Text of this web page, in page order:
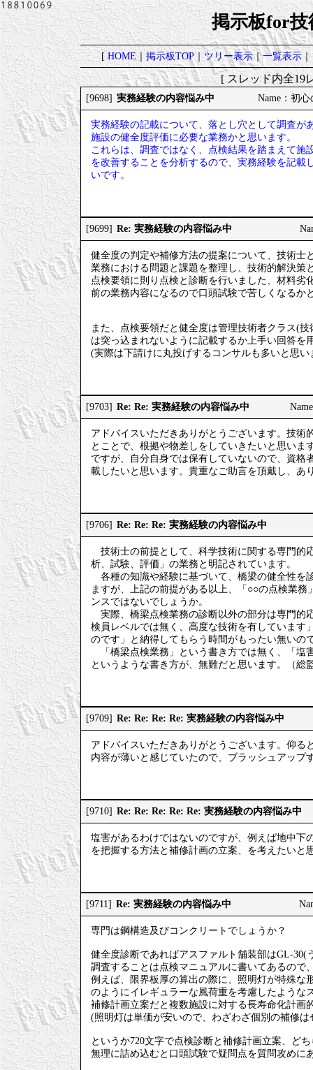
掲示板for技
[HOME｜掲示板TOP｜ツリー表示｜一覧表示｜
[ スレッド内全
[9698] 実務経験の内容悩み中 Name：初
実務経験の記載について、落とし穴として調査が
施設の健全度評価に必要な業務かと思います。
これらは、調査ではなく、点検結果を踏まえて
を改善することを分析するので、実務経験を記
いです。
[9699] Re: 実務経験の内容悩み中
健全度の判定や補修方法の提案について、技術士
業務における問題と課題を整理し、技術的解決策
点検要領に則り点検と診断を行いました、材料
前の業務内容になるので口頭試験で苦しくなるか
また、点検要領だと健全度は管理技術者クラス(
は突っ込まれないように記載するか上手い回答を
(実際は下請けに丸投げするコンサルも多いと思
[9703] Re: Re: 実務経験の内容悩み中
アドバイスいただきありがとうございます。技
とことで、根拠や物差しをしていきたいと思い
ですが、自分自身では保有していないので、資
載したいと思います。貴重なご助言を頂戴し、あ
[9706] Re: Re: Re: 実務経験の内容悩み中
技術士の前提として、科学技術に関する専門的
析、試験、評価」の業務と明記されています。
各種の知識や経験に基づいて、橋梁の健全性を
ますが、上記の前提がある以上、「○○の点検業
ンスではないでしょうか。
実際、橋梁点検業務の診断以外の部分は専門的
検員レベルでは無く、高度な技術を有しています
のです」と納得してもらう時間がもったい無いの
「橋梁点検業務」という書き方では無く、「塩
というような書き方が、無難だと思います。（総
[9709] Re: Re: Re: Re: 実務経験の内容悩み中
アドバイスいただきありがとうございます。仰る
内容が薄いと感じていたので、ブラッシュアップ
[9710] Re: Re: Re: Re: Re: 実務経験の内容悩み中
塩害があるわけではないのですが、例えば地中下
を把握する方法と補修計画の立案、を考えたい
[9711] Re: 実務経験の内容悩み中
専門は鋼構造及びコンクリートでしょうか？
健全度診断であればアスファルト舗装部はGL-
調査することは点検マニュアルに書いてあるので
例えば、限界板厚の算出の際に、照明灯が特殊な
のようにイレギュラーな風荷重を考慮したような
補修計画立案だと複数施設に対する長寿命化計画
(照明灯は単価が安いので、わざわざ個別の補修
というか720文字で点検診断と補修計画立案、ど
無理に詰め込むと口頭試験で疑問点を質問攻めに